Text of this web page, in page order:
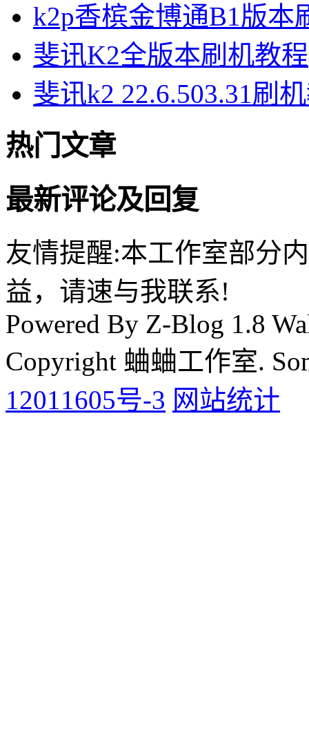
k2p香槟金博通B1版本
斐讯K2全版本刷机教程
斐讯k2 22.6.503.31刷
热门文章
最新评论及回复
友情提醒:本工作室部分
益，请速与我联系!
Powered By Z-Blog 1.8
Copyright 蛐蛐工作室.
12011605号-3 网站统计